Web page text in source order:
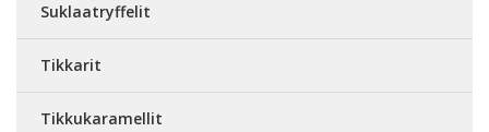
Suklaatryffelit
Tikkarit
Tikkukaramellit